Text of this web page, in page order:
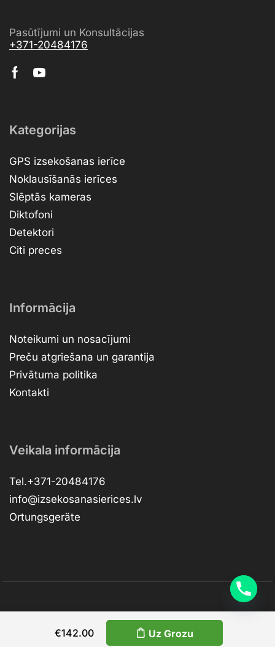
€142.00 Uz Grozu
Pasūtījumi un Konsultācijas
+371-20484176
Kategorijas
GPS izsekošanas ierīce
Noklausīšanās ierīces
Slēptās kameras
Diktofoni
Detektori
Citi preces
Informācija
Noteikumi un nosacījumi
Preču atgriešana un garantija
Privātuma politika
Kontakti
Veikala informācija
Tel.+371-20484176
info@izsekosanasierices.lv
Ortungsgeräte
Copyright © 2026 –dev.RVNSKIRESTapi